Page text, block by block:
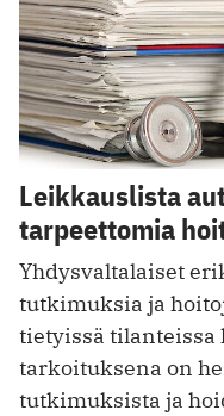
Leikkauslista
tarpeettomia
Yhdysvaltalaiset
tutkimuksia ja
tietyissä tilanteissa
tarkoituksena on
tutkimuksista ja